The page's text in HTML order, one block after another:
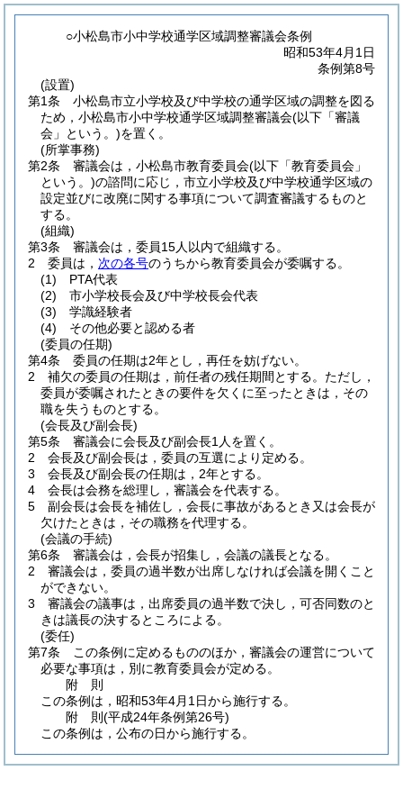
○小松島市小中学校通学区域調整審議会条例
昭和53年4月1日
条例第8号
(設置)
第1条
小松島市立小学校及び中学校の通学区域の調整を図る
ため，小松島市小中学校通学区域調整審議会(以下「審議
会」という。)を置く。
(所掌事務)
第2条
審議会は，小松島市教育委員会(以下「教育委員会」
という。)の諮問に応じ，市立小学校及び中学校通学区域の
設定並びに改廃に関する事項について調査審議するものと
する。
(組織)
第3条
審議会は，委員15人以内で組織する。
2
委員は， 次の各号のうちから教育委員会が委嘱する。
(1)
PTA代表
(2)
市小学校長会及び中学校長会代表
(3)
学識経験者
(4)
その他必要と認める者
(委員の任期)
第4条
委員の任期は2年とし，再任を妨げない。
2
補欠の委員の任期は，前任者の残任期間とする。 ただし，
委員が委嘱されたときの要件を欠くに至ったときは，その
職を失うものとする。
(会長及び副会長)
第5条
審議会に会長及び副会長1人を置く。
2
会長及び副会長は，委員の互選により定める。
3
会長及び副会長の任期は，2年とする。
4
会長は会務を総理し，審議会を代表する。
5
副会長は会長を補佐し，会長に事故があるとき又は会長が
欠けたときは，その職務を代理する。
(会議の手続)
第6条
審議会は，会長が招集し，会議の議長となる。
2
審議会は，委員の過半数が出席しなければ会議を開くこと
ができない。
3
審議会の議事は，出席委員の過半数で決し，可否同数のと
きは議長の決するところによる。
(委任)
第7条
この条例に定めるもののほか，審議会の運営について
必要な事項は，別に教育委員会が定める。
附 則
この条例は，昭和53年4月1日から施行する。
附 則(平成24年条例第26号)
この条例は，公布の日から施行する。